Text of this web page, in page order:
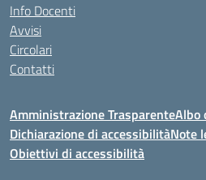
Info Docenti
Avvisi
Circolari
Contatti
Amministrazione TrasparenteAlbo
Dichiarazione di accessibilitàNote
Obiettivi di accessibilità